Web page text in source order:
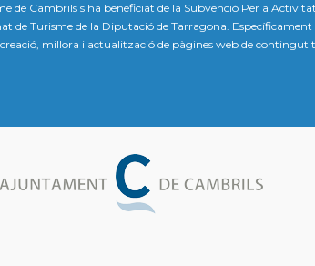
de Cambrils s'ha beneficiat de la Subvenció Per a
de Turisme de la Diputació de Tarragona. Específicament
millora i actualització de pàgines web de contingut